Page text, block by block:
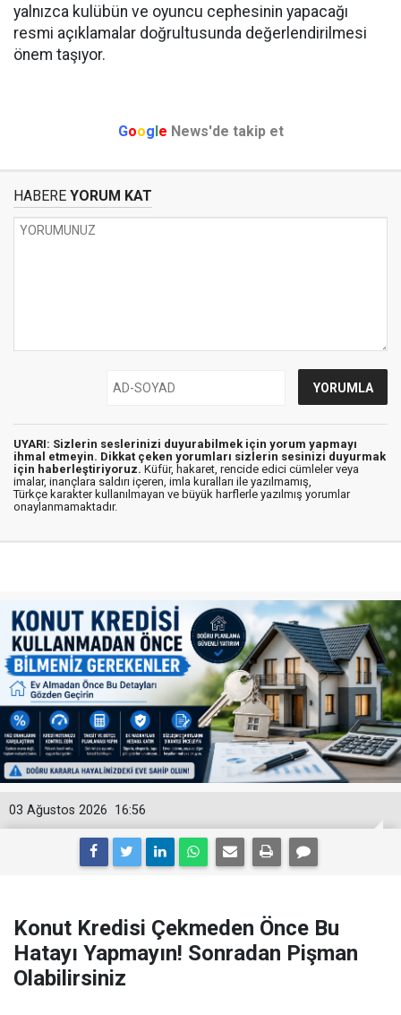
yalnızca kulübün ve oyuncu cephesinin yapacağı
resmi açıklamalar doğrultusunda değerlendirilmesi
önem taşıyor.
Google News'de takip et
HABERE YORUM KAT
UYARI: Sizlerin seslerinizi duyurabilmek için yorum yapmayı
ihmal etmeyin. Dikkat çeken yorumları sizlerin sesinizi duyurmak
için haberleştiriyoruz. Küfür, hakaret, rencide edici cümleler veya
imalar, inançlara saldırı içeren, imla kuralları ile yazılmamış,
Türkçe karakter kullanılmayan ve büyük harflerle yazılmış yorumlar
onaylanmamaktadır.
16:56
03 Ağustos 2026
Konut Kredisi Çekmeden Önce Bu
Hatayı Yapmayın! Sonradan Pişman
Olabilirsiniz